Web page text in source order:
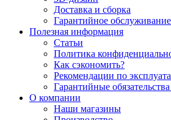
Доставка и сборка
Гарантийное обслуживание
Полезная информация
Статьи
Политика
Как сэкономить?
Рекомендации по
Гарантийные
О компании
Наши магазины